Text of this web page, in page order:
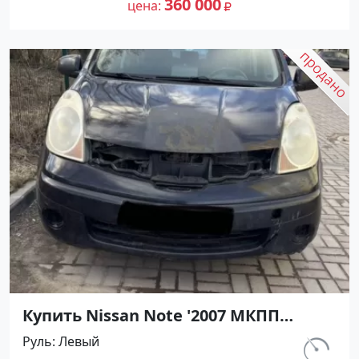
цена 360 000
Купить Nissan Note '2007 МКПП
(1400/88 л.с.) Бензин инжектор
Крымск цвет Черный Хетчбэк по
Руль Левый